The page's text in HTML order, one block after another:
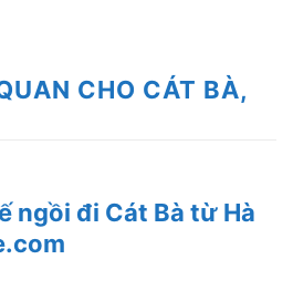
CHO CÁT BÀ,
ngồi đi Cát Bà từ Hà